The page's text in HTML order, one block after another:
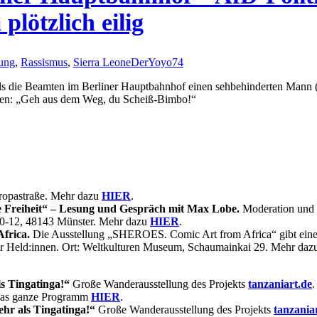
plötzlich eilig
, Rassismus, Sierra LeoneDerYoyo74
die Beamten im Berliner Hauptbahnhof einen sehbehinderten
„Geh aus dem Weg, du Scheiß-Bimbo!“
Mehr dazu HIER.
– Lesung und Gespräch mit Max Lobe. Moderation und
12, 48143 Münster. Mehr dazu HIER.
Die Ausstellung „SHEROES. Comic Art from Africa“ gibt
Held:innen. Ort: Weltkulturen Museum, Schaumainkai 29. Mehr
Tingatinga!“ Große Wanderausstellung des Projekts tanzaniart.de
ganze Programm HIER.
als Tingatinga!“ Große Wanderausstellung des Projekts